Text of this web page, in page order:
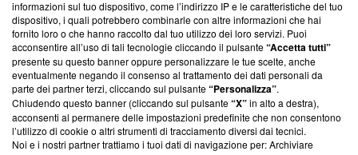
‘Trust Project - News with Integrity’Blasting News non è
ancora membro del programma, ma ha richiesto di farne
parte; Trust Project non ha ancora effettuato una verifica di
conformità agli standard.
Su di noi
Team editoriale
Corporate
informazioni sul tuo dispositivo, come l’indirizzo IP e le caratteristiche del tuo
dispositivo, i quali potrebbero combinarle con altre informazioni che hai
fornito loro o che hanno raccolto dal tuo utilizzo dei loro servizi. Puoi
acconsentire all’uso di tali tecnologie cliccando il pulsante“Accetta tutti”
presente su questo banner oppure personalizzare le tue scelte, anche
eventualmente negando il consenso al trattamento dei dati personali da
parte dei partner terzi, cliccando sul pulsante“Personalizza”.
Chiudendo questo banner (cliccando sul pulsante“X”in alto a destra),
acconsenti al permanere delle impostazioni predefinite che non consentono
l’utilizzo di cookie o altri strumenti di tracciamento diversi dai tecnici.
Noi e i nostri partner trattiamo i tuoi dati di navigazione per: Archiviare